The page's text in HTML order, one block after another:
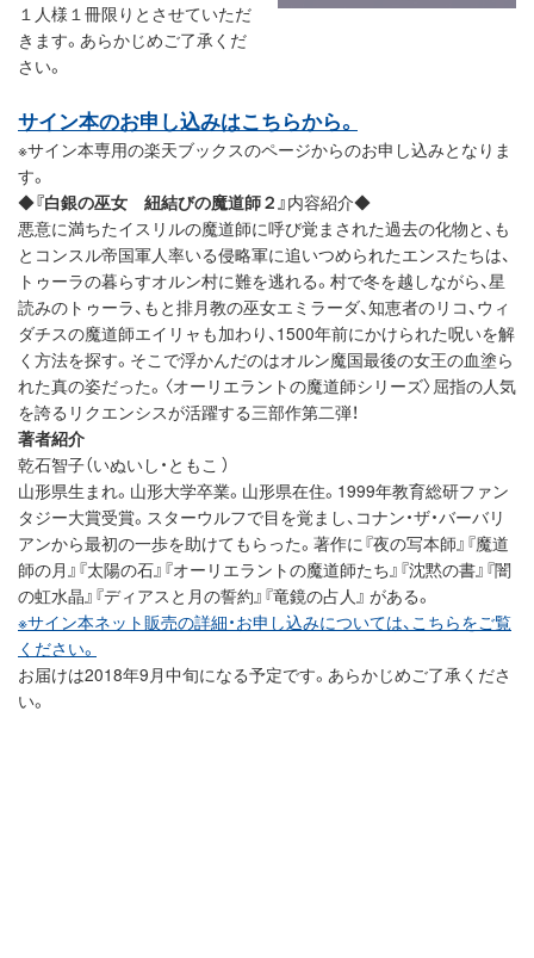
１人様１冊限りとさせていただ
きます。あらかじめご了承くだ
さい。
サイン本のお申し込みはこちらから。
※サイン本専用の楽天ブックスのページからのお申し込みとなりま
す。
◆『白銀の巫女 紐結びの魔道師２』内容紹介◆
悪意に満ちたイスリルの魔道師に呼び覚まされた過去の化物と、も
とコンスル帝国軍人率いる侵略軍に追いつめられたエンスたちは、
トゥーラの暮らすオルン村に難を逃れる。村で冬を越しながら、星
読みのトゥーラ、もと排月教の巫女エミラーダ、知恵者のリコ、ウィ
ダチスの魔道師エイリャも加わり、1500年前にかけられた呪いを解
く方法を探す。そこで浮かんだのはオルン魔国最後の女王の血塗ら
れた真の姿だった。〈オーリエラントの魔道師シリーズ〉屈指の人気
を誇るリクエンシスが活躍する三部作第二弾！
著者紹介
乾石智子（いぬいし・ともこ ）
山形県生まれ。山形大学卒業。山形県在住。1999年教育総研ファン
タジー大賞受賞。スターウルフで目を覚まし、コナン・ザ・バーバリ
アンから最初の一歩を助けてもらった。著作に『夜の写本師』『魔道
師の月』『太陽の石』『オーリエラントの魔道師たち』『沈黙の書』『闇
の虹水晶』『ディアスと月の誓約』『竜鏡の占人』 がある。
※サイン本ネット販売の詳細・お申し込みについては、こちらをご覧
ください。
お届けは2018年9月中旬になる予定です。あらかじめご了承くださ
い。